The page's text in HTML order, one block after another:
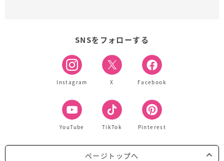
SNSをフォローする
Instagram X Facebook
YouTube TikTok Pinterest
ページトップへ